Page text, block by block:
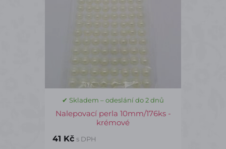
✔ Skladem – odeslání do 2 dnů
Nalepovací perla 10mm/176ks -
krémové
41 Kč s DPH